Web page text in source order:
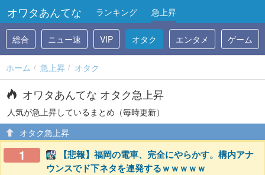
オワタあんてな ランキング 急上昇
総合 ニュー速 VIP オタク エンタメ ゲーム
ホーム 急上昇 オタク
オワタあんてな オタク急上昇
人気が急上昇しているまとめ（毎時更新）
オタク急上昇
1
【悲報】福岡の電車、完全にやらかす。構内アナ
ウンスでド下ネタを連発するｗｗｗｗｗ